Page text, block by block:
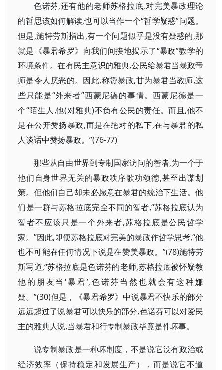
色诺芬,还有他的老师苏格拉底,对完美暴政理论
的哲思该如何解读,也可以当作一个“哲学疑惑”问题。
但是,施特劳斯指出,有一个问题似乎是没有疑惑的,那
就是《暴君希罗》向我们间接地揭示了“暴政”教学的
环境条件。在有民主意识的雅典,公民给暴君当暴政帝
师是令人厌恶的。因此,称赞暴政,甘为暴君当教师,这
些只能是“外来者”西蒙尼德的事情。西蒙尼德是一
个“陌生人,他(对雅典)不负有公民的责任。而且,他不
是在公开赞扬暴政,而是在绝对的私下,在与暴君的私
人谈话中赞扬暴政。”(76-77)
那些从自由世界到专制国家访问的智者,为一个于
他们自身世界无关的暴政秩序歌功颂德,甚至出谋划
策。但他们自己却未必愿意在暴君的统治下生活。他
们是一群与苏格拉底完全不同的智者,“苏格拉底认为
智者不应该只是一个外来者,苏格拉底是公民哲学
家。”因此,即便苏格拉底对完美的暴政作哲学思考,“他
也不可能在任何情况下说是在赞美暴政。”(78)施特劳
斯写道,“苏格拉底是色诺芬的老师,苏格拉底被怀疑教
他的朋友当‘暴君’,色诺芬当然也就会有这种嫌
疑。”(30)但是，《暴君希罗》中说暴君不快乐的部分
远远超过了说暴君可以快乐的部分,色诺芬可以对爱民
主的雅典人说,当暴君和行专制暴政毕竟是件坏事。
说专制暴政是一种坏制度，不是说它没有政治或
经济效率（保持稳定和发展生产），而是说它不道